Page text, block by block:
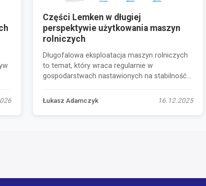
Części Lemken w długiej
perspektywie użytkowania maszyn
rolniczych
Długofalowa eksploatacja maszyn rolniczych
to temat, który wraca regularnie w
gospodarstwach nastawionych na stabilność
Łukasz Adamczyk 16.12.2025